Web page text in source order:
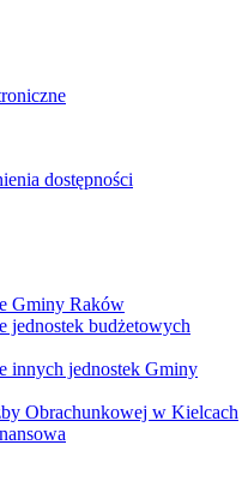
dostępności
Gminy Raków
jednostek budżetowych
innych jednostek Gminy
Obrachunkowej w Kielcach